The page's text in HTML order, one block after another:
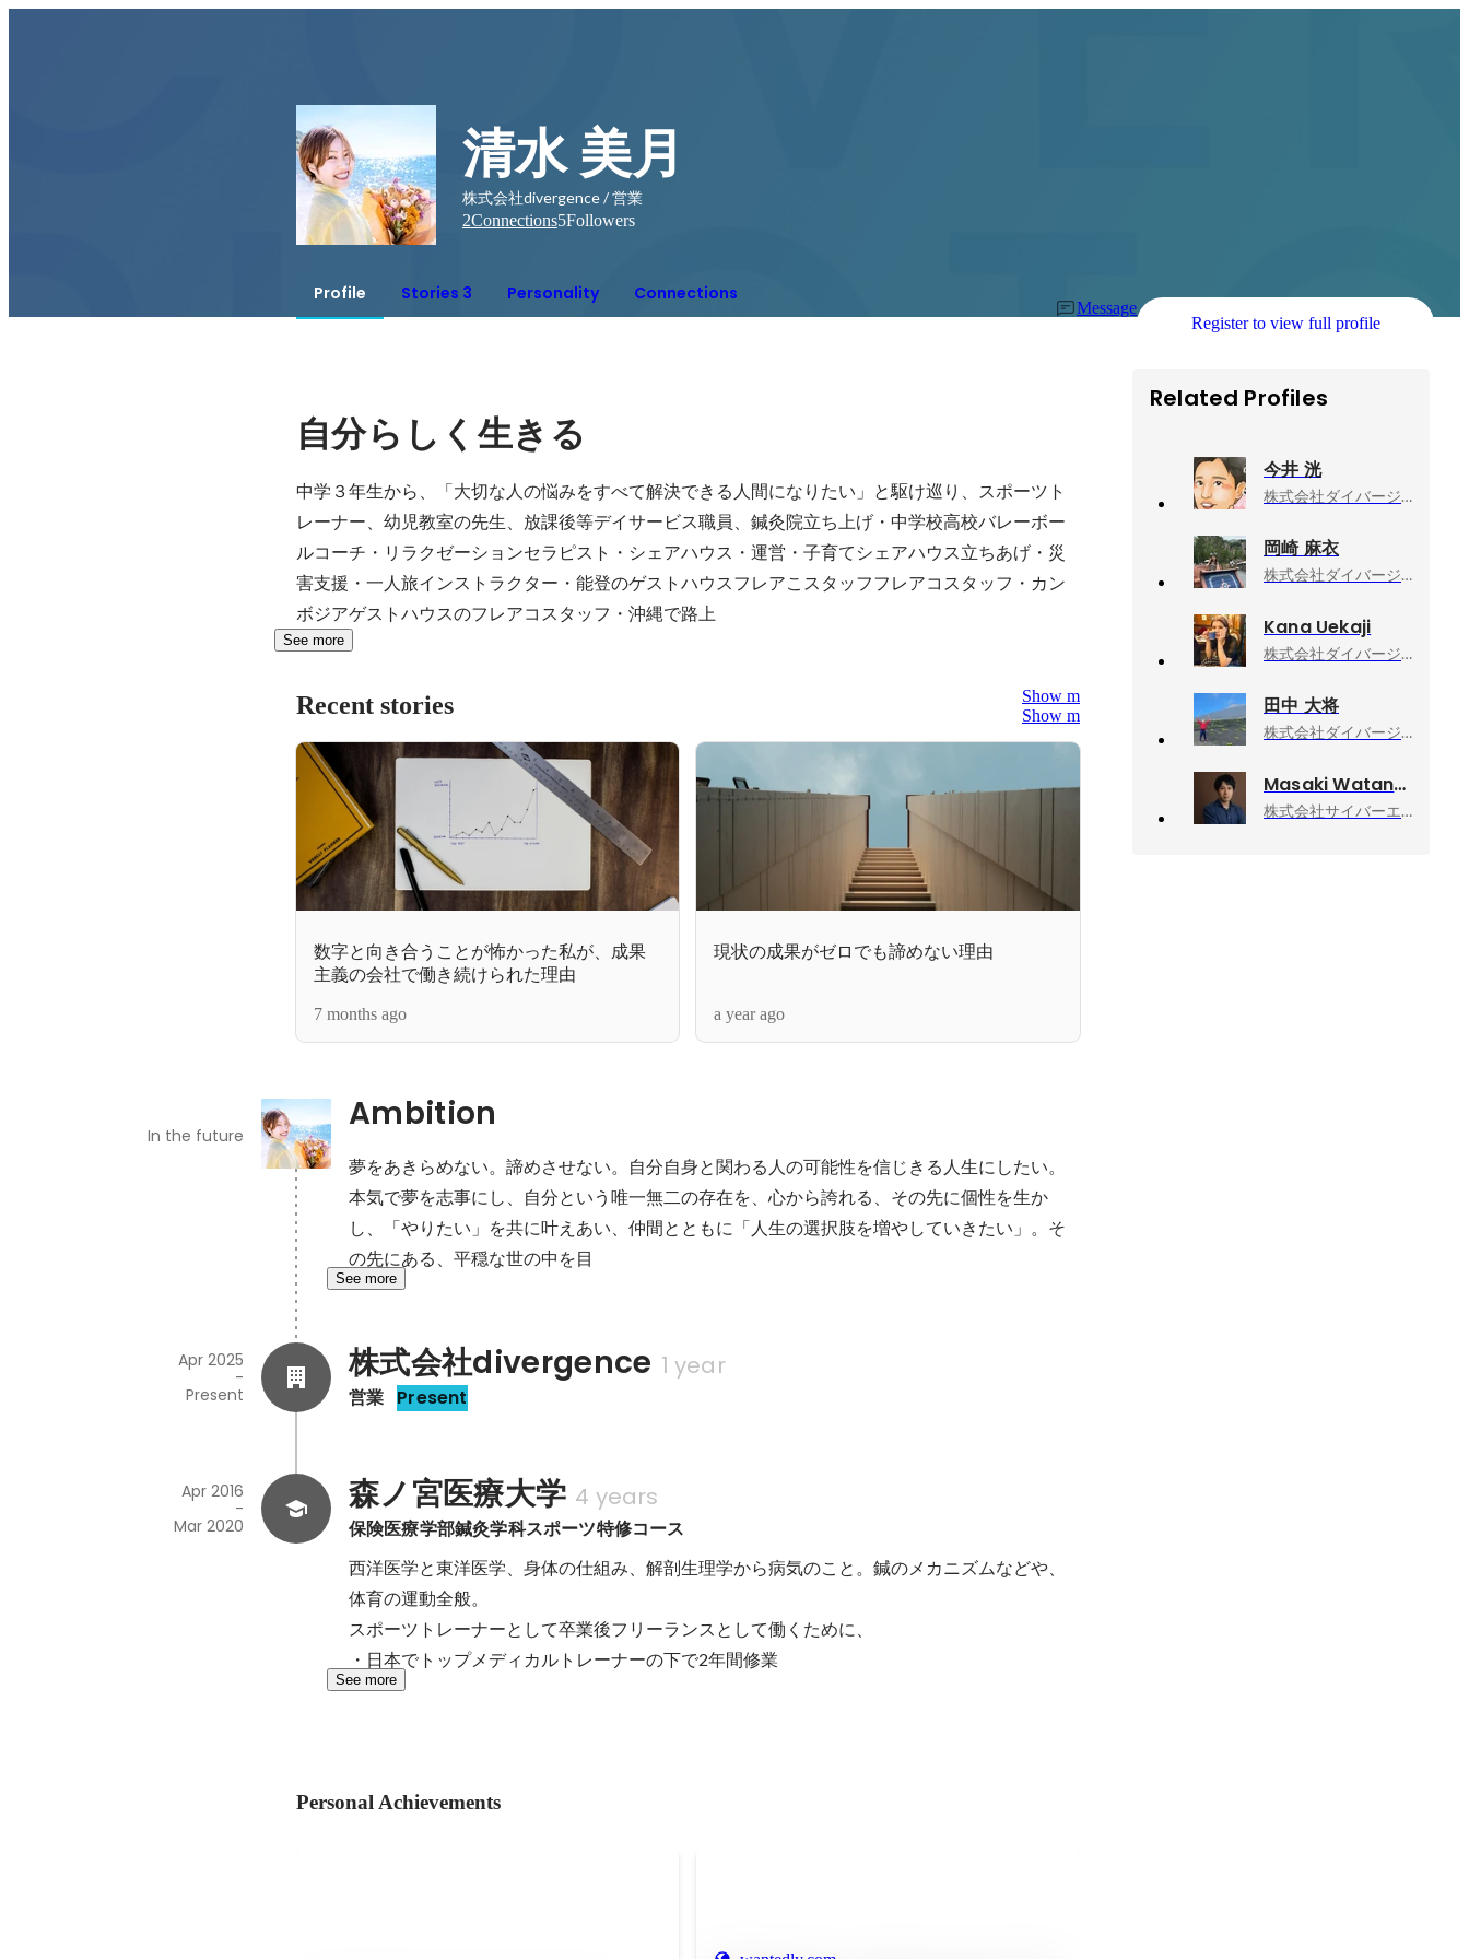
清水 美月
株式会社divergence / 営業
2Connections5Followers
Profile Stories 3 Personality Connections
Message
Register to view full profile
自分らしく生きる
中学３年生から、「大切な人の悩みをすべて解決できる人間になりたい」と駆け巡り、スポーツト
レーナー、幼児教室の先生、放課後等デイサービス職員、鍼灸院立ち上げ・中学校高校バレーボー
ルコーチ・リラクゼーションセラピスト・シェアハウス・運営・子育てシェアハウス立ちあげ・災
害支援・一人旅インストラクター・能登のゲストハウスフレアこスタッフフレアコスタッフ・カン
ボジアゲストハウスのフレアコスタッフ・沖縄で路上
See more
Recent stories
Show more
Show more
数字と向き合うことが怖かった私が、成果
主義の会社で働き続けられた理由
7 months ago
現状の成果がゼロでも諦めない理由
a year ago
Ambition
In the future
夢をあきらめない。諦めさせない。自分自身と関わる人の可能性を信じきる人生にしたい。
本気で夢を志事にし、自分という唯一無二の存在を、心から誇れる、その先に個性を生か
し、「やりたい」を共に叶えあい、仲間とともに「人生の選択肢を増やしていきたい」。そ
の先にある、平穏な世の中を目
See more
株式会社divergence 1 year
営業 Present
Apr 2025
-
Present
森ノ宮医療大学 4 years
保険医療学部鍼灸学科スポーツ特修コース
Apr 2016
-
Mar 2020
西洋医学と東洋医学、身体の仕組み、解剖生理学から病気のこと。鍼のメカニズムなどや、
体育の運動全般。
スポーツトレーナーとして卒業後フリーランスとして働くために、
・日本でトップメディカルトレーナーの下で2年間修業
See more
Personal Achievements
Related Profiles
今井 洸
株式会社ダイバージェンス, 正社員転職支援事業部/東京支社/マネージャー
岡崎 麻衣
株式会社ダイバージェンス, 採用コーディネーター
Kana Uekaji
株式会社ダイバージェンス, キャリアアドバイザー
田中 大将
株式会社ダイバージェンス, キャリアアドバイザー
Masaki Watanabe
株式会社サイバーエージェント, 新R25編集長